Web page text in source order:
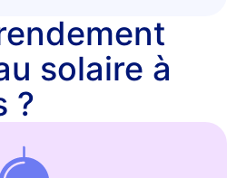
solaire à
?